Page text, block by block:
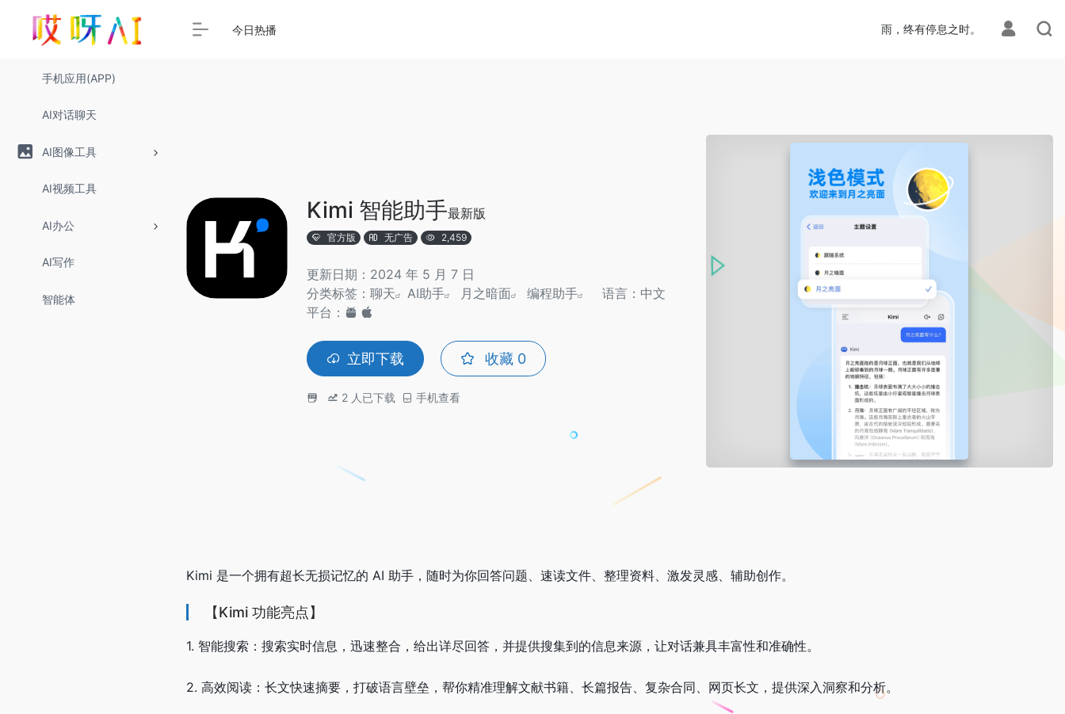
手机应用(APP)
AI对话聊天
AI图像工具
AI视频工具
AI办公
AI写作
智能体
今日热播 雨，终有停息之时。
Kimi 智能助手最新版
官方版 无广告 2,459
更新日期：2024 年 5 月 7 日
分类标签： 聊天 AI助手 月之暗面 编程助手
语言：中文
平台：
立即下载 收藏 0
2 人已下载 手机查看
Kimi 是一个拥有超长无损记忆的 AI 助手，随时为你回答问题、速读文件、整理资料、激发灵感、辅助创作。
【Kimi 功能亮点】
1. 智能搜索：搜索实时信息，迅速整合，给出详尽回答，并提供搜集到的信息来源，让对话兼具丰富性和准确性。
2. 高效阅读：长文快速摘要，打破语言壁垒，帮你精准理解文献书籍、长篇报告、复杂合同、网页长文，提供深入洞察和分析。